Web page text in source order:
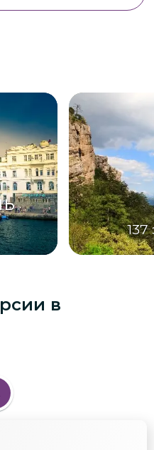
137
в